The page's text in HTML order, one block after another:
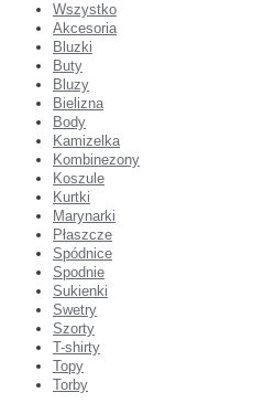
Wszystko
Akcesoria
Bluzki
Buty
Bluzy
Bielizna
Body
Kamizelka
Kombinezony
Koszule
Kurtki
Marynarki
Płaszcze
Spódnice
Spodnie
Sukienki
Swetry
Szorty
T-shirty
Topy
Torby